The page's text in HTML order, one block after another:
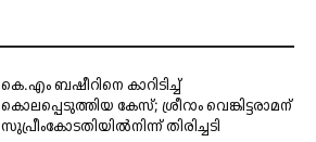
കെ.എം ബഷീറിനെ കാറിടിച്ച്
കൊലപ്പെടുത്തിയ കേസ്; ശ്രീറാം വെങ്കിട്ടരാമന്
സുപ്രീംകോടതിയിൽനിന്ന് തിരിച്ചടി